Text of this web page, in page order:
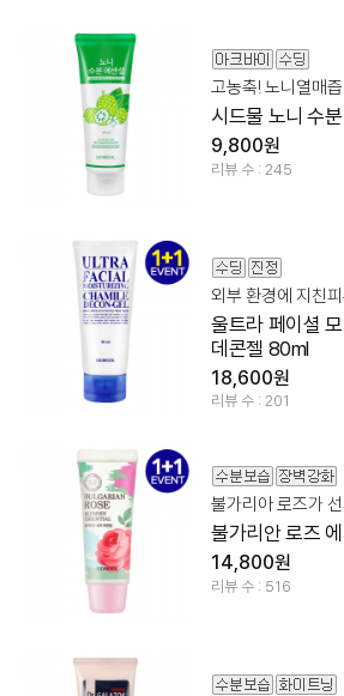
9,800원
리뷰 수 : 245
울트라 페이셜 모이스처라이징카밀레
데콘젤 80ml
18,600원
리뷰 수 : 201
불가리아 로즈가
불가리안 로즈
14,800원
리뷰 수 : 516